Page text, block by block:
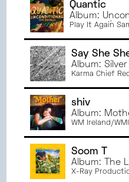
Quantic
Album:
Rationale)
Play It Again
Say She
Album: Silver
Karma Chief
shiv
Album:
WM Ireland/WMI
Soom T
Album: The
X-Ray